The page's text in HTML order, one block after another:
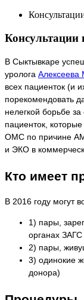
В Сыктывкаре
уролога
всех пациенток (и
порекомендовать
нелегкой борьбе
пациенток,
ОМС по причине
и ЭКО в
Кто имеет
В 2016 году могут
1) пары,
органах ЗАГС
2) пары,
3) одинокие
донора)